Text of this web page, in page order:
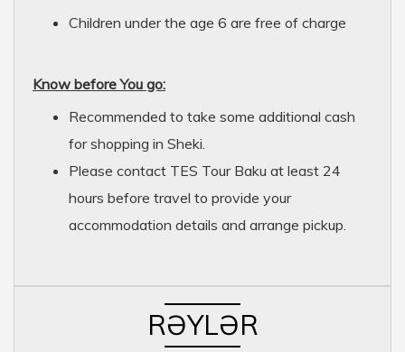
Children under the age 6 are free of charge
Know before You go:
Recommended to take some additional cash
for shopping in Sheki.
Please contact TES Tour Baku at least 24
hours before travel to provide your
accommodation details and arrange pickup.
RƏYLƏR